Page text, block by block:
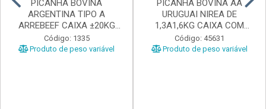
PICANHA BOVINA
ARGENTINA TIPO A
ARREBEEF CAIXA ±20KG
PEÇAS 1...
Código: 1335
Produto de peso variável
PICANHA BOVINA AA
URUGUAI NIREA DE
1,3A1,6KG CAIXA COM
±15KG
Código: 45631
Produto de peso variável